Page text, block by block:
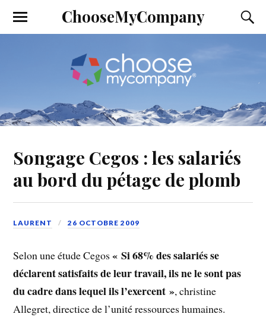
ChooseMyCompany
Songage Cegos : les salariés
au bord du pétage de plomb
LAURENT 26 OCTOBRE 2009
Selon une étude Cegos« Si 68% des salariés se
déclarent satisfaits de leur travail, ils ne le sont pas
du cadre dans lequel ils l’exercent », christine
Allegret, directice de l’unité ressources humaines.